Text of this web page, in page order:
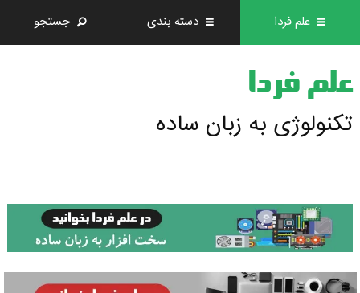
علم فردا دسته بندی جستجو
علم فردا
تکنولوژی به زبان ساده